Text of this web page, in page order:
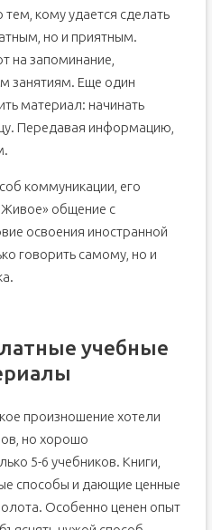
кому удается сделать
но и приятным.
на запоминание,
занятиям. Еще один
материал: начинать
Передавая информацию,
коммуникации, его
общение с
освоения иностранной
говорить самому, но и
учебные
произношение хотели
но хорошо
5-6 учебников. Книги,
способы и дающие ценные
Особенно ценен опыт